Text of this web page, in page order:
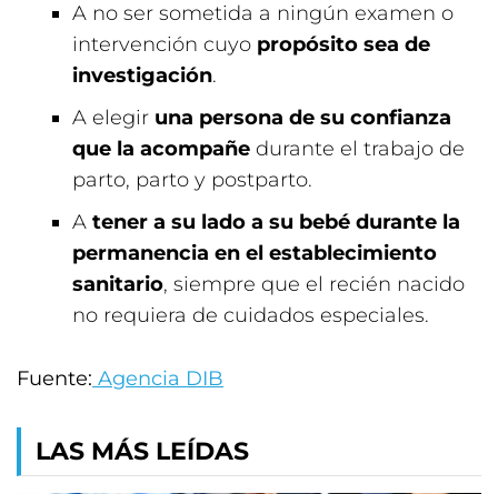
A no ser sometida a ningún examen o
intervención cuyo propósito sea de
investigación.
A elegir una persona de su confianza
que la acompañe durante el trabajo de
parto, parto y postparto.
A tener a su lado a su bebé durante la
permanencia en el establecimiento
sanitario, siempre que el recién nacido
no requiera de cuidados especiales.
Fuente: Agencia DIB
LAS MÁS LEÍDAS